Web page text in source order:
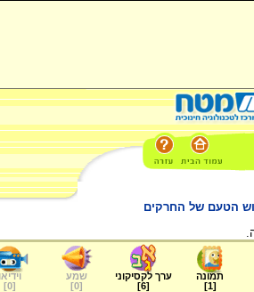
הטעם של החרקים
תמונה
[
1
]
ערך לקסיקוני
[
6
]
שמע
[
0
]
וידיאו
[
0
]